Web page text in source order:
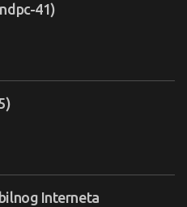
41)
Interneta